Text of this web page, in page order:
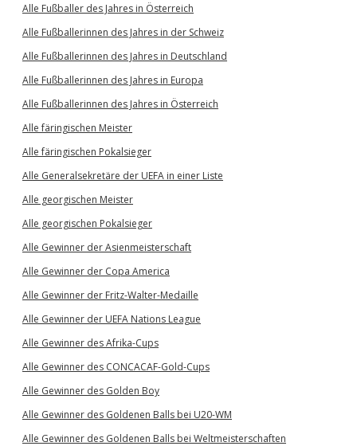
Alle Fußballer des Jahres in Österreich
Alle Fußballerinnen des Jahres in der Schweiz
Alle Fußballerinnen des Jahres in Deutschland
Alle Fußballerinnen des Jahres in Europa
Alle Fußballerinnen des Jahres in Österreich
Alle färingischen Meister
Alle färingischen Pokalsieger
Alle Generalsekretäre der UEFA in einer Liste
Alle georgischen Meister
Alle georgischen Pokalsieger
Alle Gewinner der Asienmeisterschaft
Alle Gewinner der Copa America
Alle Gewinner der Fritz-Walter-Medaille
Alle Gewinner der UEFA Nations League
Alle Gewinner des Afrika-Cups
Alle Gewinner des CONCACAF-Gold-Cups
Alle Gewinner des Golden Boy
Alle Gewinner des Goldenen Balls bei U20-WM
Alle Gewinner des Goldenen Balls bei Weltmeisterschaften